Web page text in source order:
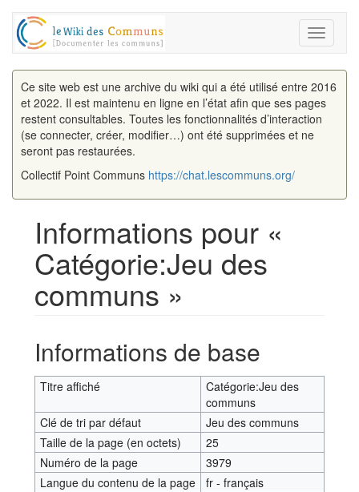
Toggle
Ce site web est une archive du wiki qui a été utilisé entre 2016
et 2022. Il est maintenu en ligne en l’état afin que ses pages
restent consultables. Toutes les fonctionnalités d’interaction
(se connecter, créer, modifier…) ont été supprimées et ne
seront pas restaurées.
Collectif Point Communs https://chat.lescommuns.org/
Informations pour «
Catégorie:Jeu des
communs »
Informations de base
Titre affiché
Catégorie:Jeu des
communs
Clé de tri par défaut
Jeu des communs
Taille de la page (en octets)
25
Numéro de la page
3979
Langue du contenu de la page
fr - français